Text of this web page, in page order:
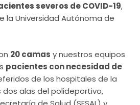
severos de COVID-19,
la Universidad Autónoma de
20 camas y nuestros equipos
pacientes con necesidad de
de los hospitales de la
alas del polideportivo,